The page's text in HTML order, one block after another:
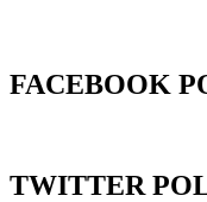
FACEBOOK
TWITTER